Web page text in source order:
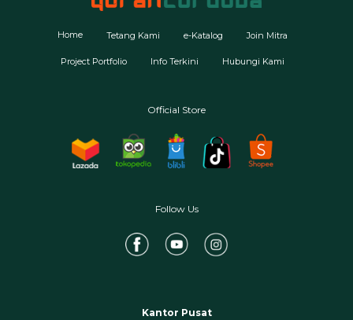
Home Tetang Kami e-Katalog Join Mitra
Project Portfolio Info Terkini Hubungi Kami
Official Store
Follow Us
Kantor Pusat